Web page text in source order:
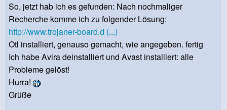
So, jetzt hab ich es gefunden: Nach nochmaliger
Recherche komme ich zu folgender Lösung:
http://www.trojaner-board.d (...)
Otl installiert, genauso gemacht, wie angegeben. fertig
Ich habe Avira deinstalliert und Avast installiert: alle
Probleme gelöst!
Hurra!
Grüße